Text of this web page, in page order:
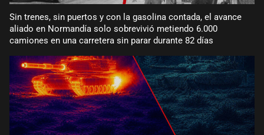
Sin trenes, sin puertos y con la gasolina contada, el avance
aliado en Normandía solo sobrevivió metiendo 6.000
camiones en una carretera sin parar durante 82 días